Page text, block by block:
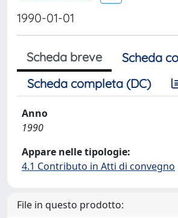
1990-01-01
Scheda breve
Scheda
Scheda completa (DC)
Anno
1990
Appare nelle tipologie:
4.1 Contributo in Atti di convegno
File in questo prodotto: